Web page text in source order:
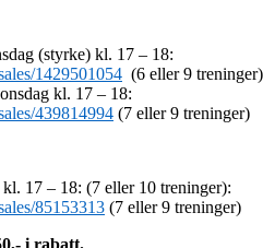
(styrke) kl. 17 – 18:
1429501054 (6 eller 9 treninger)
kl. 17 – 18:
439814994 (7 eller 9 treninger)
17 – 18: (7 eller 10 treninger):
85153313 (7 eller 9 treninger)
i rabatt.